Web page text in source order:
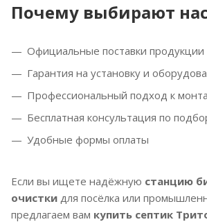
Почему выбирают
Официальные поставки
Гарантия на установку и
Профессиональный подход к
Бесплатная консультация по
Удобные формы оплаты
Если вы ищете надёжную станцию
очистки для посёлка или
предлагаем вам купить септик